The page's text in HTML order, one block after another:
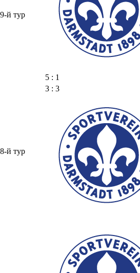
9-й тур
5 : 1
8-й тур
3 : 3